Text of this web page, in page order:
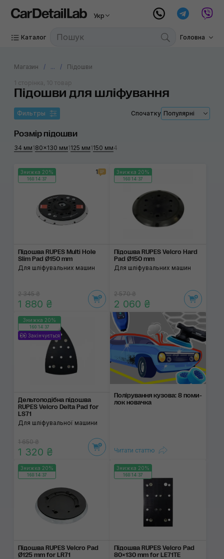
Укр
Каталог Головна
Магазин ... Підошви
Підошви для шліфування
1 сторінка, 10 товар
Фильтры Спочатку Популярні
Розмір підошви
34 мм180×130 мм1125 мм1150 мм4
Знижка 20%
160:14:37
1
Підошва RUPES Multi Hole
Slim Pad Ø150 mm
Для шліфувальних машин
2 345 ₴
1 880 ₴
Знижка 20%
160:14:37
Підошва RUPES Velcro Hard
Pad Ø150 mm
Для шліфувальних машин
2 570 ₴
2 060 ₴
Знижка 20%
160:14:37
Закінчується
Дельтоподібна підошва
RUPES Velcro Delta Pad for
LS71
Для шліфувальної машини
1 650 ₴
1 320 ₴
Поліруван­ня кузо­ва: 8 поми­
лок нова­чка
Читати статтю
Знижка 20%
160:14:37
Підошва RUPES Velcro Pad
Ø125 mm for LR71
Знижка 20%
160:14:37
Підошва RUPES Velcro Pad
80×130 mm for LE71TE